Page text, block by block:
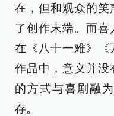
在，但和观众的笑
了创作末端。而喜
在《八十一难》《
作品中，意义并没
的方式与喜剧融
存。